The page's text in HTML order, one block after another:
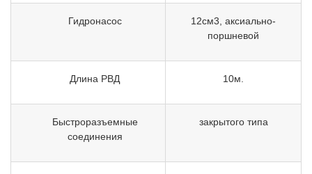
Гидронасос
12см3, аксиально-
поршневой
Длина РВД 10м.
Быстроразъемные
соединения
закрытого типа